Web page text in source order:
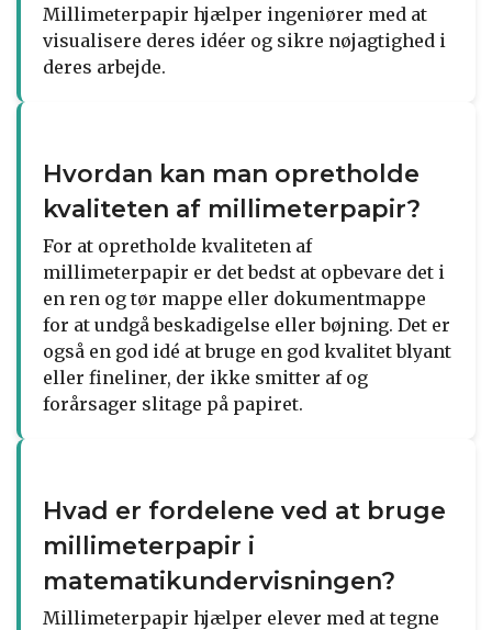
Millimeterpapir hjælper ingeniører med at
visualisere deres idéer og sikre nøjagtighed i
deres arbejde.
Hvordan kan man opretholde
kvaliteten af millimeterpapir?
For at opretholde kvaliteten af
millimeterpapir er det bedst at opbevare det i
en ren og tør mappe eller dokumentmappe
for at undgå beskadigelse eller bøjning. Det er
også en god idé at bruge en god kvalitet blyant
eller fineliner, der ikke smitter af og
forårsager slitage på papiret.
Hvad er fordelene ved at bruge
millimeterpapir i
matematikundervisningen?
Millimeterpapir hjælper elever med at tegne